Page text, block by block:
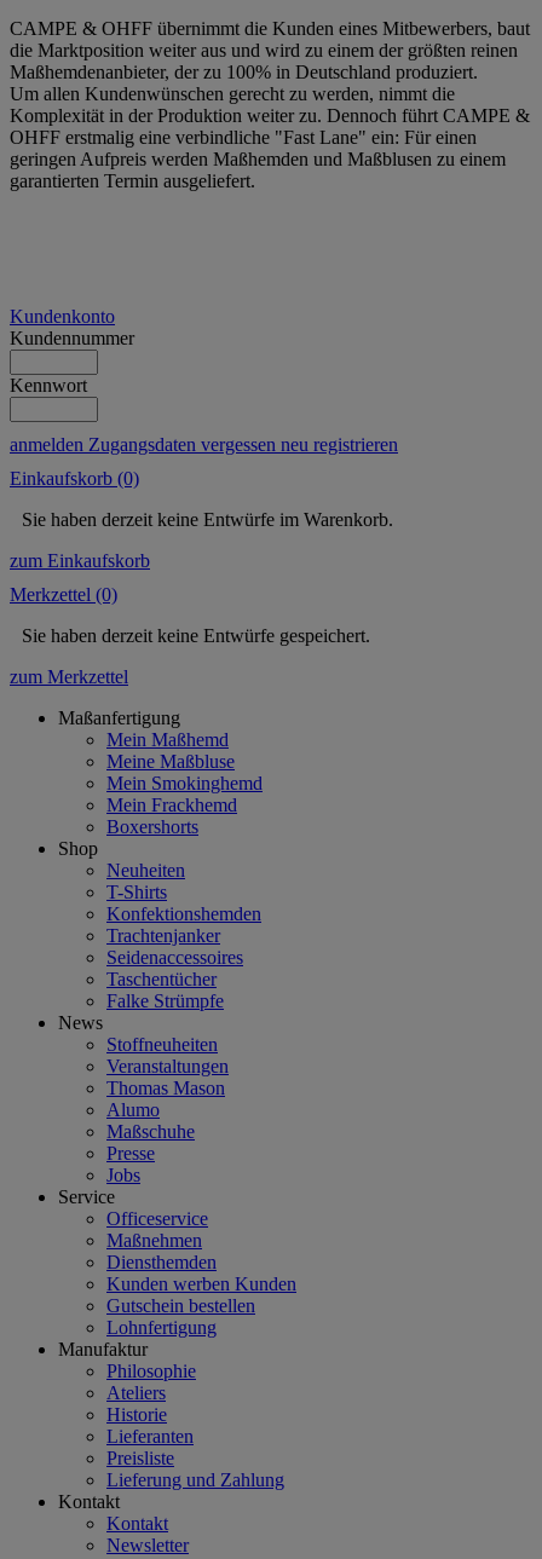
CAMPE & OHFF übernimmt die Kunden eines Mitbewerbers, baut
die Marktposition weiter aus und wird zu einem der größten reinen
Maßhemdenanbieter, der zu 100% in Deutschland produziert.
Um allen Kundenwünschen gerecht zu werden, nimmt die
Komplexität in der Produktion weiter zu. Dennoch führt CAMPE &
OHFF erstmalig eine verbindliche "Fast Lane" ein: Für einen
geringen Aufpreis werden Maßhemden und Maßblusen zu einem
garantierten Termin ausgeliefert.
Kundenkonto
Kundennummer
Kennwort
anmelden Zugangsdaten vergessen neu registrieren
Einkaufskorb (0)
Sie haben derzeit keine Entwürfe im Warenkorb.
zum Einkaufskorb
Merkzettel (0)
Sie haben derzeit keine Entwürfe gespeichert.
zum Merkzettel
Maßanfertigung
Mein Maßhemd
Meine Maßbluse
Mein Smokinghemd
Mein Frackhemd
Boxershorts
Shop
Neuheiten
T-Shirts
Konfektionshemden
Trachtenjanker
Seidenaccessoires
Taschentücher
Falke Strümpfe
News
Stoffneuheiten
Veranstaltungen
Thomas Mason
Alumo
Maßschuhe
Presse
Jobs
Service
Officeservice
Maßnehmen
Diensthemden
Kunden werben Kunden
Gutschein bestellen
Lohnfertigung
Manufaktur
Philosophie
Ateliers
Historie
Lieferanten
Preisliste
Lieferung und Zahlung
Kontakt
Kontakt
Newsletter